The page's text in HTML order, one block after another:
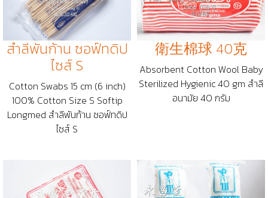
สำลีพันก้าน ซอฟ์ทดิป
ไซส์ S
Cotton Swabs 15 cm (6 inch)
100% Cotton Size S Softip
Longmed สำลีพันก้าน ซอฟ์ทดิป
ไซส์ S
衛生棉球 40克
Absorbent Cotton Wool Baby
Sterilized Hygienic 40 gm สำลี
อนามัย 40 กรัม